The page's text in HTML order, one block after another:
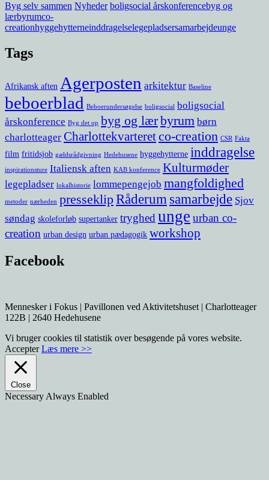
Byg selv sammen Nyheder boligsocial årskonferencebyg og
lærbyrumco-
creationhyggehytterneinddragelselegepladsersamarbejdeunge
Tags
Afrikansk aften Agerposten arkitektur Baseline
beboerblad Beboerundersøgelse boligsocial boligsocial
årskonference Byg det op byg og lærbyrum børn
charlotteager Charlottekvarteretco-creation CSR Fakta
film fritidsjob gældsrådgivning Hedehusene hyggehytterne inddragelse
inspirationsture Italiensk aften KAB konference Kulturmøder
legepladser lokalhistorie lommepengejob mangfoldighed
metoder nærheden presseklipRåderum samarbejde Sjov
søndag skoleforløb supertanker tryghed unge urban co-
creation urban design urban pædagogik workshop
Facebook
Mennesker i Fokus | Pavillonen ved Aktivitetshuset | Charlotteager
122B | 2640 Hedehusene
Vi bruger cookies til statistik over besøgende på vores website.
Accepter Læs mere >>
Close
Necessary Always Enabled